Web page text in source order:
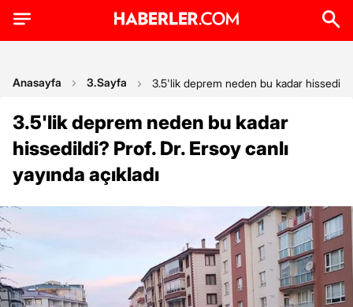
Anasayfa 3.Sayfa 3.5'lik deprem neden bu kadar hissedildi?
3.5'lik deprem neden bu kadar
hissedildi? Prof. Dr. Ersoy canlı
yayında açıkladı